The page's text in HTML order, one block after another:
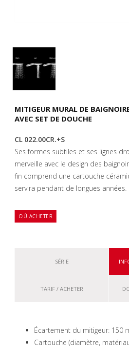
MITIGEUR MURAL DE
AVEC SET DE DOUCHE
CL 022.00CR.+S
Ses formes subtiles et ses lignes
merveille avec le design des
fin comprend une cartouche
servira pendant de longues années.
OÙ ACHETER
SÉRIE
TARIF / ACHETER
Écartement du mitigeur: 150
Cartouche (diamètre,